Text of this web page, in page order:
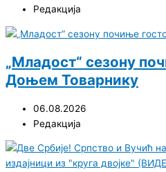
Редакција
„Младост“ сезону
Доњем Товарнику
06.08.2026
Редакција